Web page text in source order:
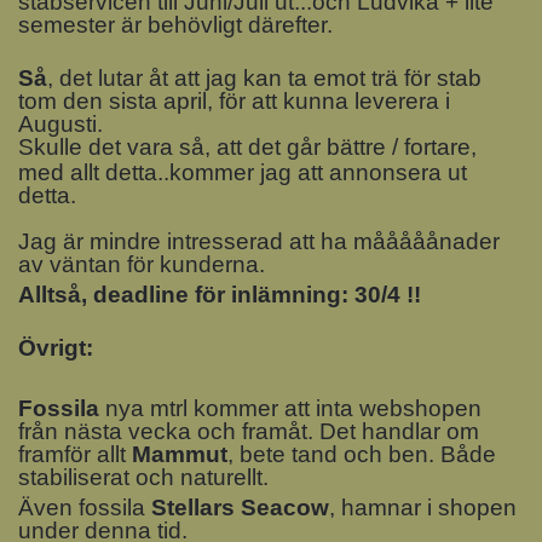
semester är behövligt därefter.
Så, det lutar åt att jag kan ta emot trä för stab
tom den sista april, för att kunna leverera i
Augusti.
Skulle det vara så, att det går bättre / fortare,
med allt detta..kommer jag att annonsera ut
detta.
Jag är mindre intresserad att ha mååååånader
av väntan för kunderna.
Alltså, deadline för inlämning: 30/4 !!
Övrigt:
Fossila nya mtrl kommer att inta webshopen
från nästa vecka och framåt. Det handlar om
framför allt Mammut, bete tand och ben. Både
stabiliserat och naturellt.
Även fossila Stellars Seacow, hamnar i shopen
under denna tid.